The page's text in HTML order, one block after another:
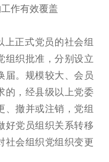
作有效覆盖
上正式党员的社会组
组织批准，分别设立
届。规模较大、会员
的，经县级以上党委
、撤并或注销，党组
好党员组织关系转移
社会组织党组织变更